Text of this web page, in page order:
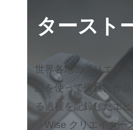
タースト
世界各地のクリエイ
品を使って優れた作
る過程を記録したエ
「Wise クリエイター